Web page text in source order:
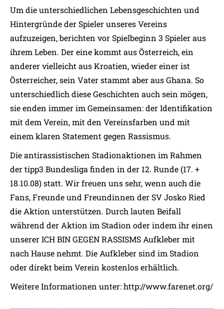
Um die unterschiedlichen Lebensgeschichten und
Hintergründe der Spieler unseres Vereins
aufzuzeigen, berichten vor Spielbeginn 3 Spieler aus
ihrem Leben. Der eine kommt aus Österreich, ein
anderer vielleicht aus Kroatien, wieder einer ist
Österreicher, sein Vater stammt aber aus Ghana. So
unterschiedlich diese Geschichten auch sein mögen,
sie enden immer im Gemeinsamen: der Identifikation
mit dem Verein, mit den Vereinsfarben und mit
einem klaren Statement gegen Rassismus.
Die antirassistischen Stadionaktionen im Rahmen
der tipp3 Bundesliga finden in der 12. Runde (17. +
18.10.08) statt. Wir freuen uns sehr, wenn auch die
Fans, Freunde und Freundinnen der SV Josko Ried
die Aktion unterstützen. Durch lauten Beifall
während der Aktion im Stadion oder indem ihr einen
unserer ICH BIN GEGEN RASSISMS Aufkleber mit
nach Hause nehmt. Die Aufkleber sind im Stadion
oder direkt beim Verein kostenlos erhältlich.
Weitere Informationen unter:http://www.farenet.org/